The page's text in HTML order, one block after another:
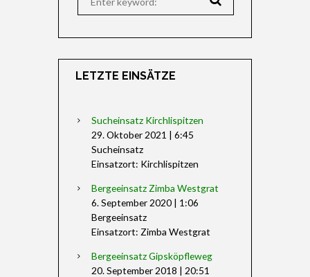
LETZTE EINSÄTZE
Sucheinsatz Kirchlispitzen
29. Oktober 2021 | 6:45
Sucheinsatz
Einsatzort: Kirchlispitzen
Bergeeinsatz Zimba Westgrat
6. September 2020| 1:06
Bergeeinsatz
Einsatzort: Zimba Westgrat
Bergeeinsatz Gipsköpfleweg
20. September 2018 | 20:51